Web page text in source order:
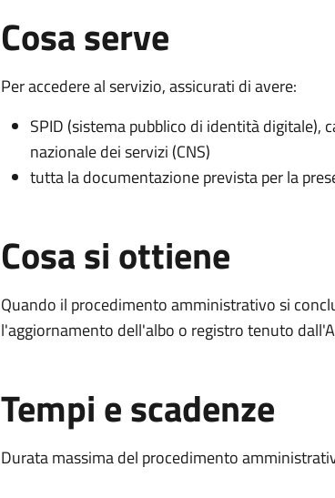
Cosa serve
Per accedere al servizio, assicurati di avere:
SPID (sistema pubblico di identità digitale),
nazionale dei servizi (CNS)
tutta la documentazione prevista per la
Cosa si ottiene
Quando il procedimento amministrativo si
l'aggiornamento dell'albo o registro tenuto
Tempi e scadenze
Durata massima del procedimento